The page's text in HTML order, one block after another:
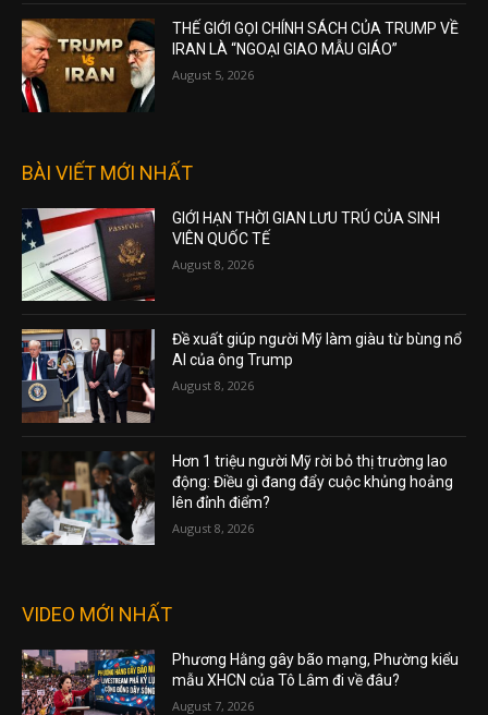
THẾ GIỚI GỌI CHÍNH SÁCH CỦA TRUMP VỀ
IRAN LÀ “NGOẠI GIAO MẪU GIÁO”
August 5, 2026
BÀI VIẾT MỚI NHẤT
GIỚI HẠN THỜI GIAN LƯU TRÚ CỦA SINH
VIÊN QUỐC TẾ
August 8, 2026
Đề xuất giúp người Mỹ làm giàu từ bùng nổ
AI của ông Trump
August 8, 2026
Hơn 1 triệu người Mỹ rời bỏ thị trường lao
động: Điều gì đang đẩy cuộc khủng hoảng
lên đỉnh điểm?
August 8, 2026
VIDEO MỚI NHẤT
Phương Hằng gây bão mạng, Phường kiểu
mẫu XHCN của Tô Lâm đi về đâu?
August 7, 2026